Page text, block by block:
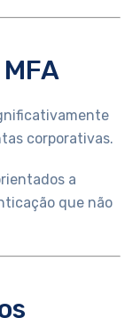
corporativas.
a
que não